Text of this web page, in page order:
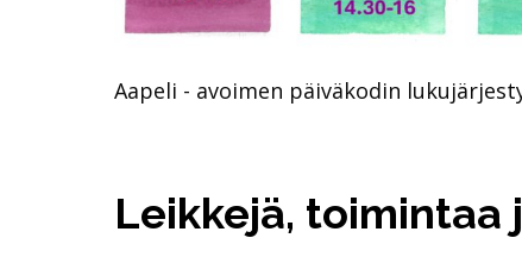
Aapeli - avoimen päiväkodin
Leikkejä, toimintaa